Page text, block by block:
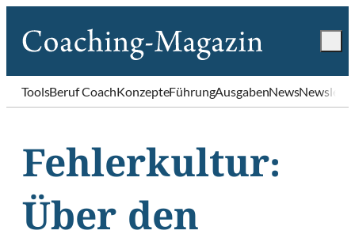
ToolsBeruf CoachKonzepteFührungAusgabenNews
Fehlerkultur:
Über den